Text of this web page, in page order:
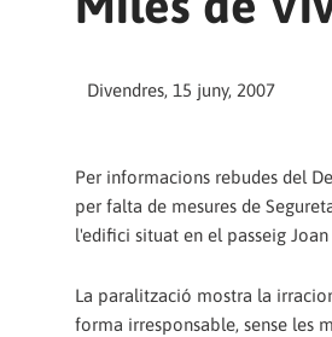
Divendres, 15 juny, 2007
Per informacions rebudes del
per falta de mesures de
l'edifici situat en el passeig
La paralització mostra la
forma irresponsable, sense les